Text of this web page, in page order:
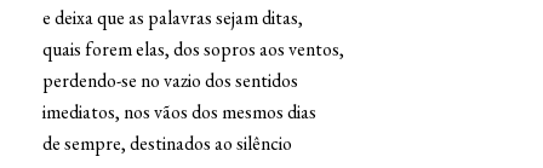
e deixa que as palavras sejam ditas,
quais forem elas, dos sopros aos ventos,
perdendo-se no vazio dos sentidos
imediatos, nos vãos dos mesmos dias
de sempre, destinados ao silêncio